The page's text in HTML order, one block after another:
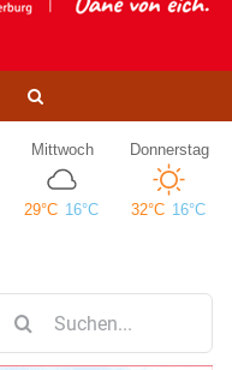
nach: